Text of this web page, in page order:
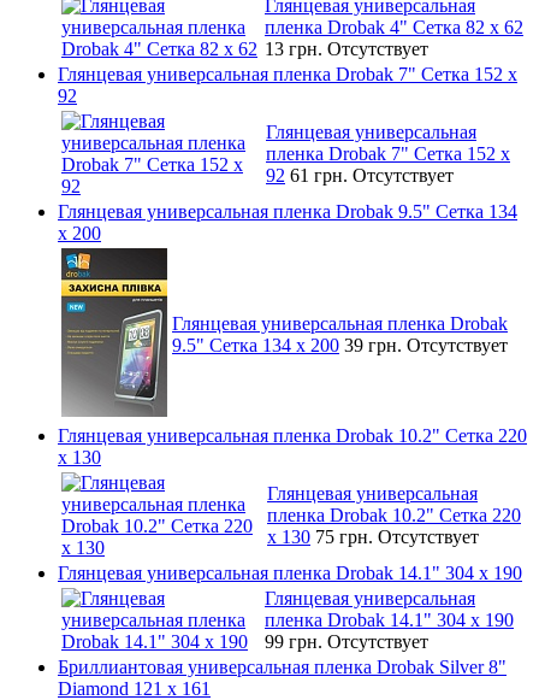
Глянцевая универсальная
пленка Drobak 4" Сетка 82 x 62
13 грн. Отсутствует
Глянцевая универсальная пленка Drobak 7" Сетка 152 x
92
Глянцевая универсальная
пленка Drobak 7" Сетка 152 x
92 61 грн. Отсутствует
Глянцевая универсальная пленка Drobak 9.5" Сетка 134
x 200
Глянцевая универсальная пленка Drobak
9.5" Сетка 134 x 200 39 грн. Отсутствует
Глянцевая универсальная пленка Drobak 10.2" Сетка 220
x 130
Глянцевая универсальная
пленка Drobak 10.2" Сетка 220
x 130 75 грн. Отсутствует
Глянцевая универсальная пленка Drobak 14.1" 304 х 190
Глянцевая универсальная
пленка Drobak 14.1" 304 х 190
99 грн. Отсутствует
Бриллиантовая универсальная пленка Drobak Silver 8"
Diamond 121 х 161